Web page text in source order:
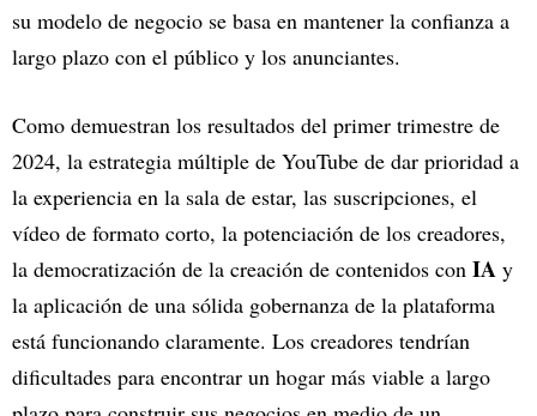
su modelo de negocio se basa en mantener la confianza a
largo plazo con el público y los anunciantes.
Como demuestran los resultados del primer trimestre de
2024, la estrategia múltiple de YouTube de dar prioridad a
la experiencia en la sala de estar, las suscripciones, el
vídeo de formato corto, la potenciación de los creadores,
la democratización de la creación de contenidos con IA y
la aplicación de una sólida gobernanza de la plataforma
está funcionando claramente. Los creadores tendrían
dificultades para encontrar un hogar más viable a largo